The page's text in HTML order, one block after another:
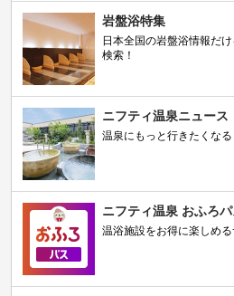
岩盤浴特集
日本全国の岩盤浴情報だ
検索！
ニフティ温泉ニュース
温泉にもっと行きたくな
ニフティ温泉 おふろパ
温浴施設をお得に楽しめ